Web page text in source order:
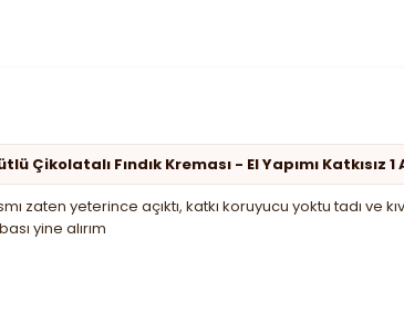
Çikolatalı Fındık Kreması - El Yapımı Katkısız
zaten yeterince açıktı, katkı koruyucu yoktu tadı
yine alırım